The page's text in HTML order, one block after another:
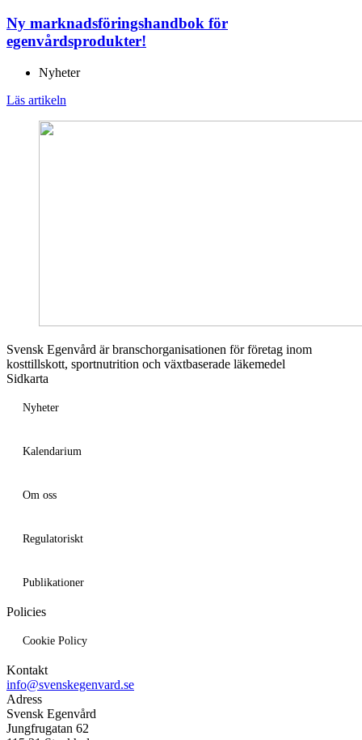
Ny marknadsföringshandbok för
egenvårdsprodukter!
Nyheter
Läs artikeln
Svensk Egenvård är branschorganisationen för företag inom
kosttillskott, sportnutrition och växtbaserade läkemedel
Sidkarta
Nyheter
Kalendarium
Om oss
Regulatoriskt
Publikationer
Policies
Cookie Policy
Kontakt
info@svenskegenvard.se
Adress
Svensk Egenvård
Jungfrugatan 62